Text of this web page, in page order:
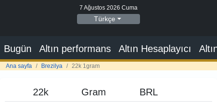
7 Ağustos 2026 Cuma
Türkçe
Bugün Altın performans Altın Hesaplayıcı
Ana sayfa Brezilya 22k 1gram